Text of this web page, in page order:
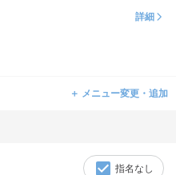
詳細
＋ メニュー変更・追加
指名なし